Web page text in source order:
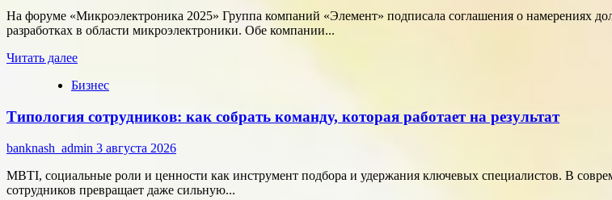
к
онлайн-
На форуме «Микроэлектроника 2025» Группа компаний «Элемент» подписала соглашения о намерениях
разработках в области микроэлектроники. Обе компании...
Читать далееПрочитать
о
компаний
«Элемент»
развивает
сотрудничество
с
центрами
Бизнес
Типология сотрудников: как собрать команду, которая работает на результат
banknash_admin 3 августа 2026
MBTI, социальные роли и ценности как инструмент подбора и удержания ключевых специалистов. В
сотрудников превращает даже сильную...